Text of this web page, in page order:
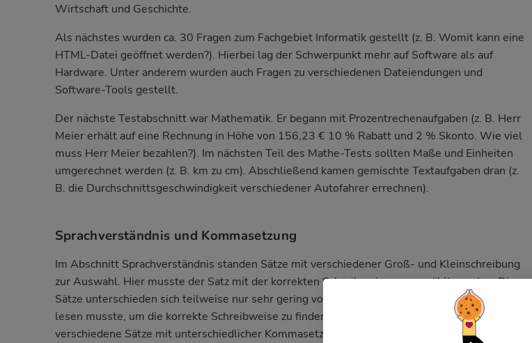
Wirtschaft und Geschichte.
Als nächstes wurden ca. 30 Fragen zum Fachgebiet Informatik gestellt (z. B. Womit kann eine
HTML-Datei geöffnet werden?). Hierbei lag der Schwerpunkt mehr auf Software als auf
Hardware. Unter anderem wurden auch Fragen zu verschiedenen Dateiendungen und
Software-Tools gestellt.
Der nächste Testabschnitt war Mathematik. Er begann mit Prozentrechenaufgaben (z. B. Herr
Meier erhält auf eine Rechnung in Höhe von 156,23 € 10 % Rabatt und 2 % Skonto. Wie viel
muss Herr Meier bezahlen?). Im nächsten Teil des Mathe-Tests sollten Maße und Einheiten
umgerechnet werden (z. B. km zu cm). Abschließend kamen gemischte Textaufgaben dran (z.
B. die Durchschnittsgeschwindigkeit verschiedener Autofahrer errechnen).
Sprachverständnis und Kommasetzung
Im Abschnitt Sprachverständnis standen Sätze mit verschiedener Groß- und Kleinschreibung
zur Auswahl. Hier musste der Satz mit der korrekten Schreibweise ausgewählt werden. Die
Sätze unterschieden sich teilweise nur sehr gering voneinander, sodass man sie sehr genau
lesen musste, um die korrekte Schreibweise zu finden. In der nächsten Aufgabe waren
verschiedene Sätze mit unterschiedlicher Kommasetzung abgedruckt. Hier musste ebenfalls